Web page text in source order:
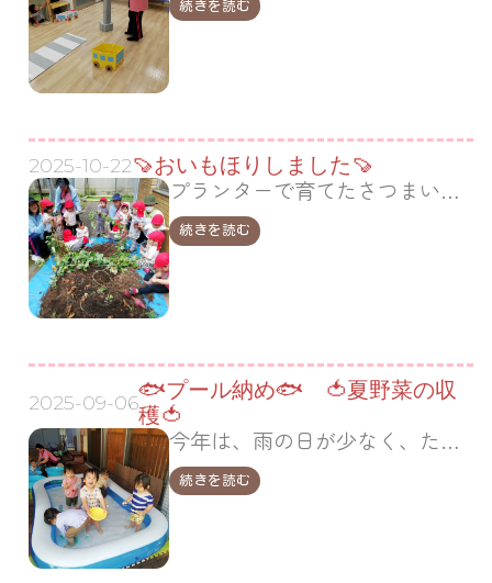
続きを読む
🍠おいもほりしました🍠
2025-10-22
プランターで育てたさつまいも、今年もたくさんできました(o^―^o)ﾆｺ うんとこしょ、どっこいしょ、でるかな、でるかな～(^▽^)/ ここに、おっきいのあるよ～💕 せんせい、みつけたよ、みてみて(^^♪ おお～、でてきた～(*ﾉωﾉ) これが、おいもかぁ～🍠 な…
続きを読む
🐟プール納め🐟 🍅夏野菜の収
穫🍅
2025-09-06
今年は、雨の日が少なく、たくさんプールが楽しめました。 課長さん見に来てくれました（^_^） お友達と水遊び気持ちいい(o^―^o)ﾆｺ お顔に水がかかっても平気(^▽^)/ お水ピチャピチャ楽しい～💕 プール、がんばりメダルももらったよ🏅 メダルもらってうれしさ…
続きを読む